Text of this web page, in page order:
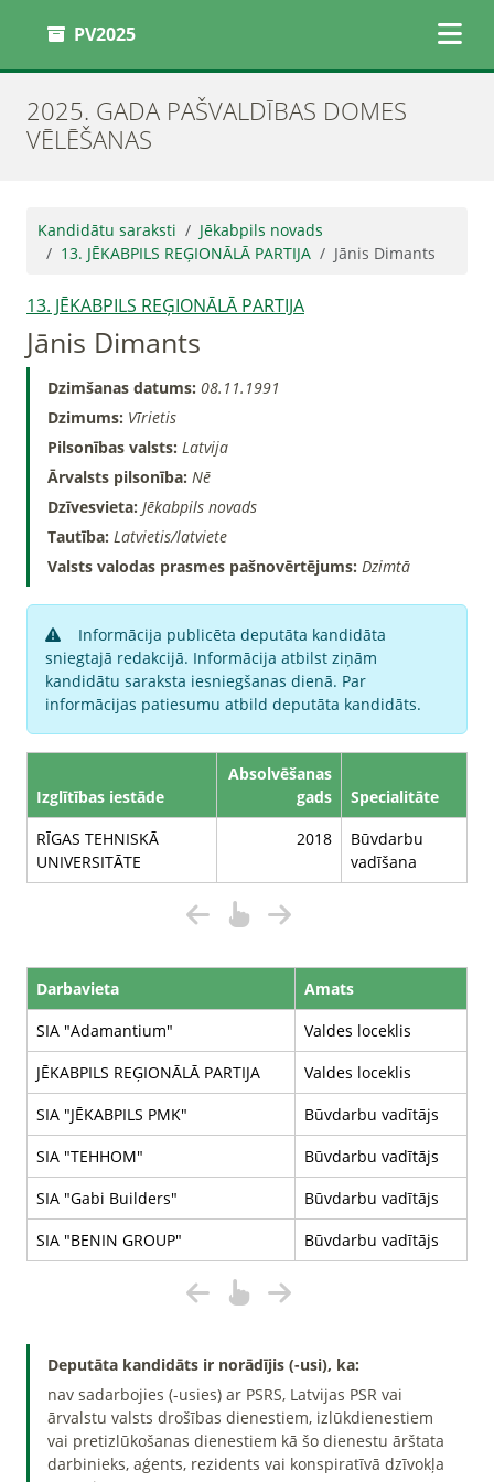
PV2025
2025. GADA PAŠVALDĪBAS DOMES
VĒLĒŠANAS
Kandidātu saraksti
Jēkabpils novads
13. JĒKABPILS REĢIONĀLĀ PARTIJA
Jānis Dimants
13. JĒKABPILS REĢIONĀLĀ PARTIJA
Jānis Dimants
Dzimšanas datums: 08.11.1991
Dzimums: Vīrietis
Pilsonības valsts: Latvija
Ārvalsts pilsonība: Nē
Dzīvesvieta: Jēkabpils novads
Tautība: Latvietis/latviete
Valsts valodas prasmes pašnovērtējums: Dzimtā
Informācija publicēta deputāta kandidāta
sniegtajā redakcijā. Informācija atbilst ziņām
kandidātu saraksta iesniegšanas dienā. Par
informācijas patiesumu atbild deputāta kandidāts.
Izglītības iestāde
Absolvēšanas
gads
Specialitāte
RĪGAS TEHNISKĀ
UNIVERSITĀTE
2018
Būvdarbu
vadīšana
Darbavieta
Amats
SIA "Adamantium"
Valdes loceklis
JĒKABPILS REĢIONĀLĀ PARTIJA
Valdes loceklis
SIA "JĒKABPILS PMK"
Būvdarbu vadītājs
SIA "TEHHOM"
Būvdarbu vadītājs
SIA "Gabi Builders"
Būvdarbu vadītājs
SIA "BENIN GROUP"
Būvdarbu vadītājs
Deputāta kandidāts ir norādījis (-usi), ka:
nav sadarbojies (-usies) ar PSRS, Latvijas PSR vai
ārvalstu valsts drošības dienestiem, izlūkdienestiem
vai pretizlūkošanas dienestiem kā šo dienestu ārštata
darbinieks, aģents, rezidents vai konspiratīvā dzīvokļa